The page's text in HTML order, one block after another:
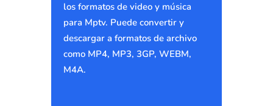
los formatos de video y música
para Mptv. Puede convertir y
descargar a formatos de archivo
como MP4, MP3, 3GP, WEBM,
M4A.